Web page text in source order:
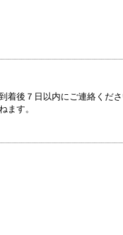
着後７日以内にご連絡くだ
ます。